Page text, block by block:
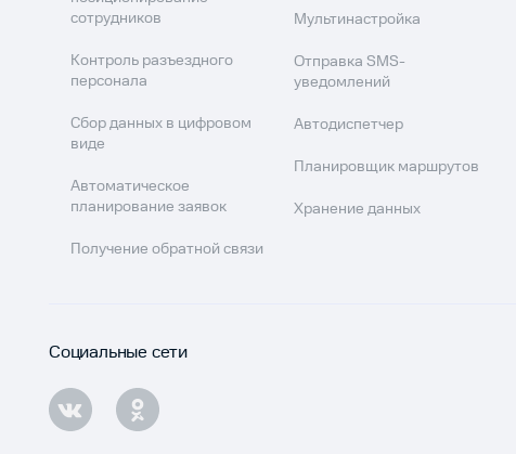
сотрудников
Контроль разъездного
персонала
Сбор данных в цифровом
виде
Автоматическое
планирование заявок
Получение обратной связи
Мультинастройка
Отправка SMS-
уведомлений
Автодиспетчер
Планировщик маршрутов
Хранение данных
Социальные сети